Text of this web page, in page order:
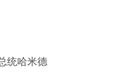
统哈米德